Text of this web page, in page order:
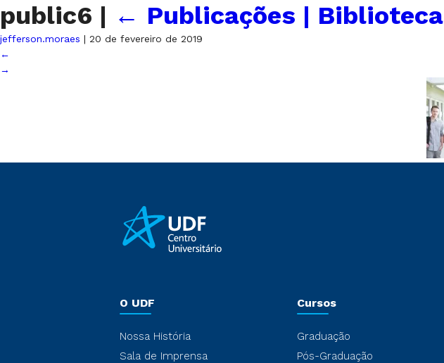
public6 | ← Publicações | Biblioteca
jefferson.moraes | 20 de fevereiro de 2019
←
→
O UDF
Nossa História
Sala de Imprensa
Cursos
Graduação
Pós-Graduação